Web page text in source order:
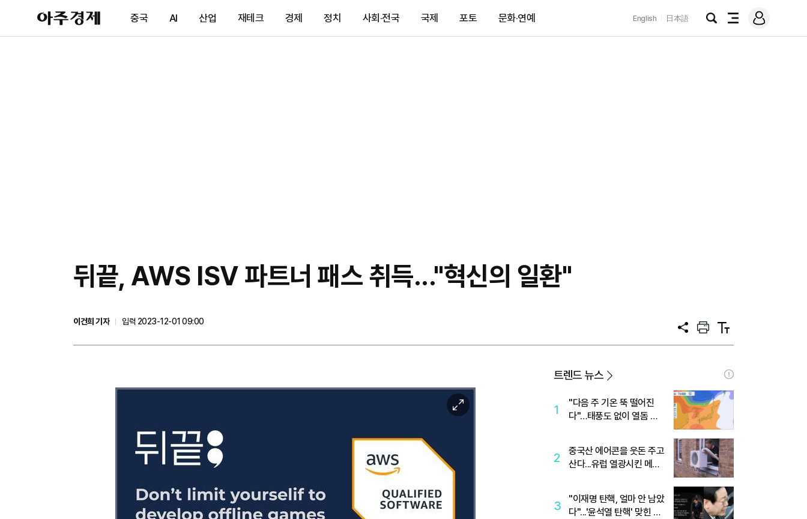
아
주
제
중국 AI 산업 재테크 경제 정치 사회·전국 국제 포토 문화·연예 English 日本語
검
전
메
그
뒤끝, AWS ISV 파트너 패스 취득..."혁신의 일환"
이건희 기자
입력 2023-12-01 09:00
공
프
트
텍
트
이
미
확
대
트렌드 뉴스
1
"다음 주 기온 뚝 떨어진
다"…태풍도 없이 열돔 박
2
중국산 에어콘을 웃돈 주고
산다...유럽 열광시킨 메이
3
"이재명 탄핵, 얼마 안 남았
다"...'윤석열 탄핵' 맞힌 무